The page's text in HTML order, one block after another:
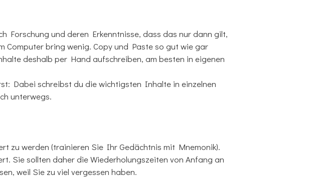
Forschung und deren Erkenntnisse, dass das nur dann gilt,
bring wenig. Copy und Paste so gut wie gar
deshalb per Hand aufschreiben, am besten in eigenen
Dabei schreibst du die wichtigsten Inhalte in einzelnen
unterwegs.
zu werden (trainieren Sie Ihr Gedächtnis mit Mnemonik).
Sie sollten daher die Wiederholungszeiten von Anfang an
weil Sie zu viel vergessen haben.